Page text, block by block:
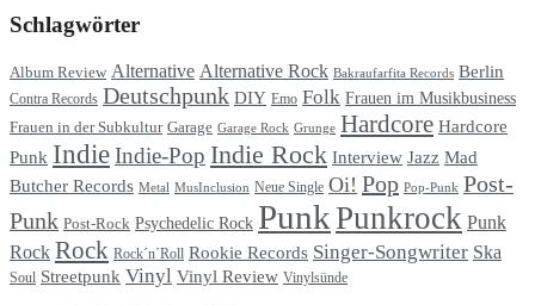
Schlagwörter
Album Review Alternative Alternative Rock Bakraufarfita Records Berlin
Contra Records Deutschpunk DIY Emo Folk Frauen im Musikbusiness
Frauen in der Subkultur Garage Garage Rock Grunge Hardcore Hardcore
Punk IndieIndie-Pop Indie Rock Interview Jazz Mad
Butcher Records Metal MusInclusion Neue Single Oi! Pop Pop-Punk Post-
Punk Post-Rock Psychedelic Rock PunkPunkrock Punk
Rock Rock Rock´n´Roll Rookie Records Singer-Songwriter Ska
Soul Streetpunk Vinyl Vinyl Review Vinylsünde